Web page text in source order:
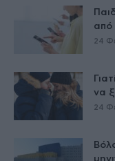
από
24
να
24